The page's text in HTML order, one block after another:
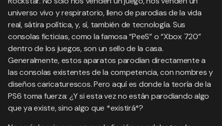
universo vivo y respiratorio, lleno de parodias de la vida
real, sátira política, y, sí, también de tecnología. Sus
consolas ficticias, como la famosa “PeeS” o “Xbox 720”
dentro de los juegos, son un sello de la casa.
Generalmente, estos aparatos parodian directamente a
las consolas existentes de la competencia, con nombres y
diseños caricaturescos. Pero aquí es donde la teoría de la
PS6 toma fuerza: ¿Y si esta vez no están parodiando algo
que ya existe, sino algo que *existirá*?